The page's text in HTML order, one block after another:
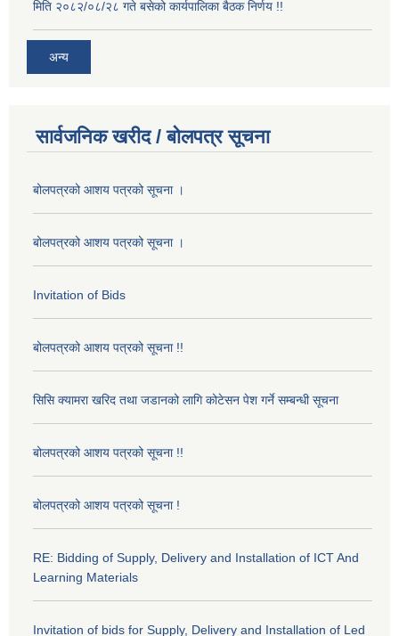
मिति २०८२/०८/२८ गते बसेको कार्यपालिका बैठक निर्णय !!
अन्य
सार्वजनिक खरीद / बोलपत्र सूचना
बोलपत्रको आशय पत्रको सूचना ।
बोलपत्रको आशय पत्रको सूचना ।
Invitation of Bids
बोलपत्रको आशय पत्रको सूचना !!
सिसि क्यामरा खरिद तथा जडानको लागि कोटेसन पेश गर्ने सम्बन्धी सूचना
बोलपत्रको आशय पत्रको सूचना !!
बोलपत्रको आशय पत्रको सूचना !
RE: Bidding of Supply, Delivery and Installation of ICT And
Learning Materials
Invitation of bids for Supply, Delivery and Installation of Led